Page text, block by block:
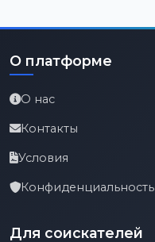
О платформе
О нас
Контакты
Условия
Конфиденциальность
Для соискателей